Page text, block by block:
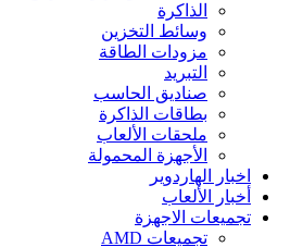
الذاكرة
وسائط التخزين
مزودات الطاقة
التبريد
صناديق الحاسب
بطاقات الذاكرة
ملحقات الألعاب
الأجهزة المحمولة
اخبار الهاردوير
أخبار الألعاب
تجميعات الاجهزة
تجميعات AMD